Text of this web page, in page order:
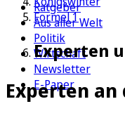
Ratgeber
Aus aller Welt
Politik
Wirtschaft
Newsletter
E-Paper
Formel 1
Experten
Experten